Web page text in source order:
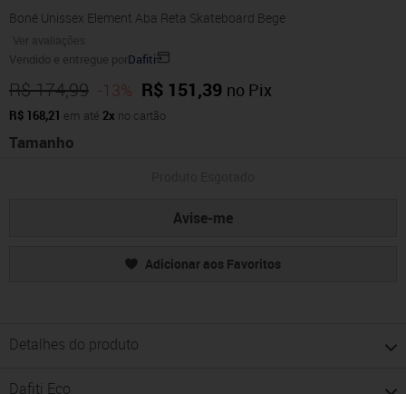
Boné Unissex Element Aba Reta Skateboard Bege
Ver avaliações
Vendido e entregue porDafiti
R$ 174,99 -13% R$ 151,39 no Pix
R$ 168,21 em até 2x no cartão
Tamanho
Avise-me
Adicionar aos Favoritos
Detalhes do produto
Dafiti Eco